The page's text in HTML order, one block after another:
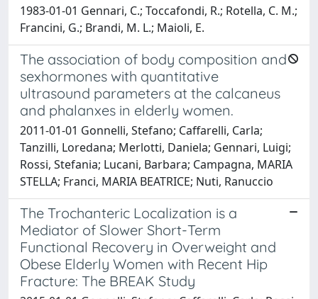
1983-01-01 Gennari, C.; Toccafondi, R.; Rotella, C. M.;
Francini, G.; Brandi, M. L.; Maioli, E.
The association of body composition and
sexhormones with quantitative
ultrasound parameters at the calcaneus
and phalanxes in elderly women.
2011-01-01 Gonnelli, Stefano; Caffarelli, Carla;
Tanzilli, Loredana; Merlotti, Daniela; Gennari, Luigi;
Rossi, Stefania; Lucani, Barbara; Campagna, MARIA
STELLA; Franci, MARIA BEATRICE; Nuti, Ranuccio
The Trochanteric Localization is a
Mediator of Slower Short-Term
Functional Recovery in Overweight and
Obese Elderly Women with Recent Hip
Fracture: The BREAK Study